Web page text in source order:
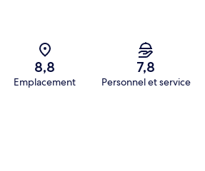
8,8
Emplacement
7,8
Personnel et service